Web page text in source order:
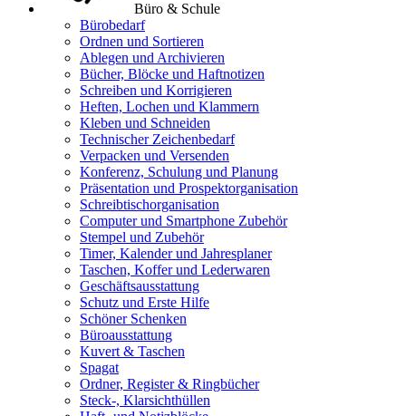
Büro & Schule
Bürobedarf
Ordnen und Sortieren
Ablegen und Archivieren
Bücher, Blöcke und Haftnotizen
Schreiben und Korrigieren
Heften, Lochen und Klammern
Kleben und Schneiden
Technischer Zeichenbedarf
Verpacken und Versenden
Konferenz, Schulung und Planung
Präsentation und Prospektorganisation
Schreibtischorganisation
Computer und Smartphone Zubehör
Stempel und Zubehör
Timer, Kalender und Jahresplaner
Taschen, Koffer und Lederwaren
Geschäftsausstattung
Schutz und Erste Hilfe
Schöner Schenken
Büroausstattung
Kuvert & Taschen
Spagat
Ordner, Register & Ringbücher
Steck-, Klarsichthüllen